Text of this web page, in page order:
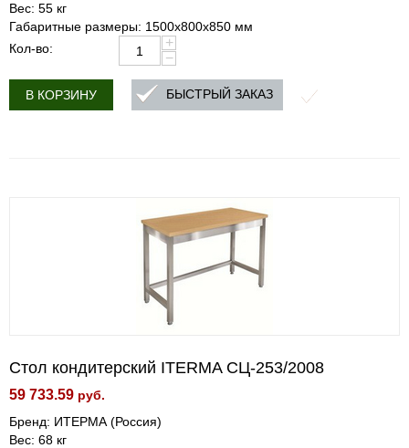
Вес: 55 кг
Габаритные размеры: 1500x800x850 мм
Кол-во:
+
−
В КОРЗИНУ БЫСТРЫЙ ЗАКАЗ
Стол кондитерский ITERMA СЦ-253/2008
59 733.59 руб.
Бренд: ИТЕРМА (Россия)
Вес: 68 кг